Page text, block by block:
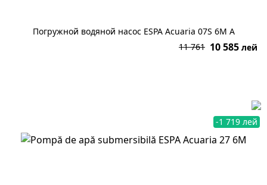
Погружной водяной насос ESPA Acuaria 07S 6M A
11 761 10 585 лей
-1 719 лей